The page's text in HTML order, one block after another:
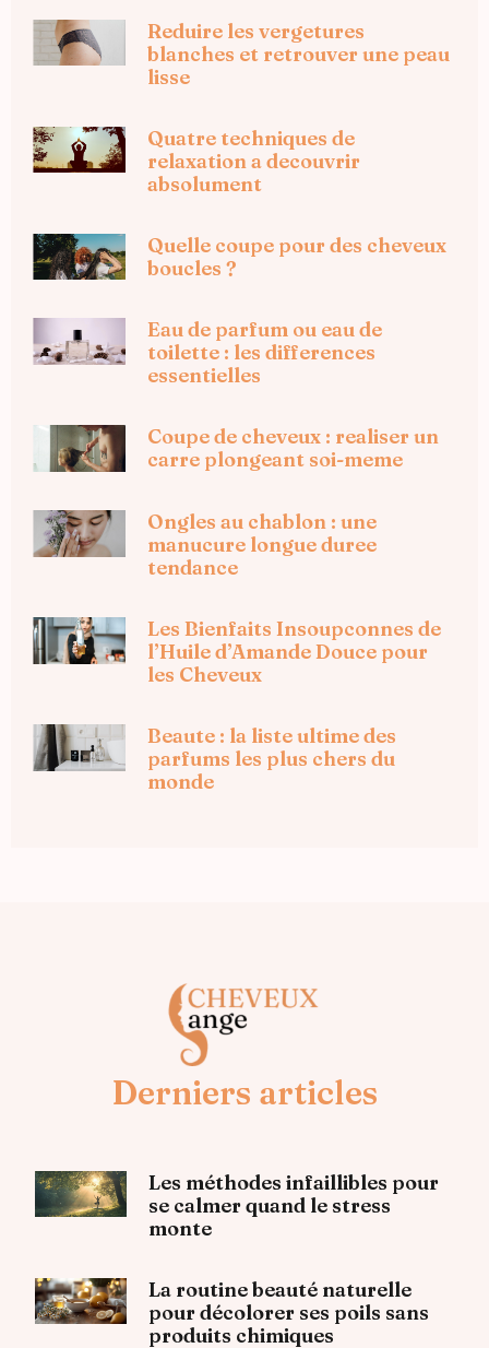
Reduire les vergetures
blanches et retrouver une peau
lisse
Quatre techniques de
relaxation a decouvrir
absolument
Quelle coupe pour des cheveux
boucles ?
Eau de parfum ou eau de
toilette : les differences
essentielles
Coupe de cheveux : realiser un
carre plongeant soi-meme
Ongles au chablon : une
manucure longue duree
tendance
Les Bienfaits Insoupconnes de
l’Huile d’Amande Douce pour
les Cheveux
Beaute : la liste ultime des
parfums les plus chers du
monde
Derniers articles
Les méthodes infaillibles pour
se calmer quand le stress
monte
La routine beauté naturelle
pour décolorer ses poils sans
produits chimiques